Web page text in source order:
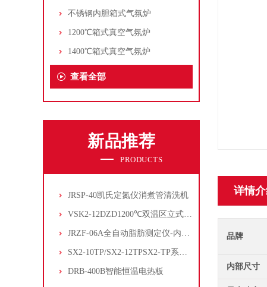
不锈钢内胆箱式气氛炉
1200℃箱式真空气氛炉
1400℃箱式真空气氛炉
查看全部
新品推荐
PRODUCTS
JRSP-40凯氏定氮仪消煮管清洗机
VSK2-12DZD1200℃双温区立式管式炉
JRZF-06A全自动脂肪测定仪-内置电子制冷系统
SX2-10TP/SX2-12TPSX2-TP系列经济型陶瓷纤维马弗炉
DRB-400B智能恒温电热板
详情
品牌
内部尺寸